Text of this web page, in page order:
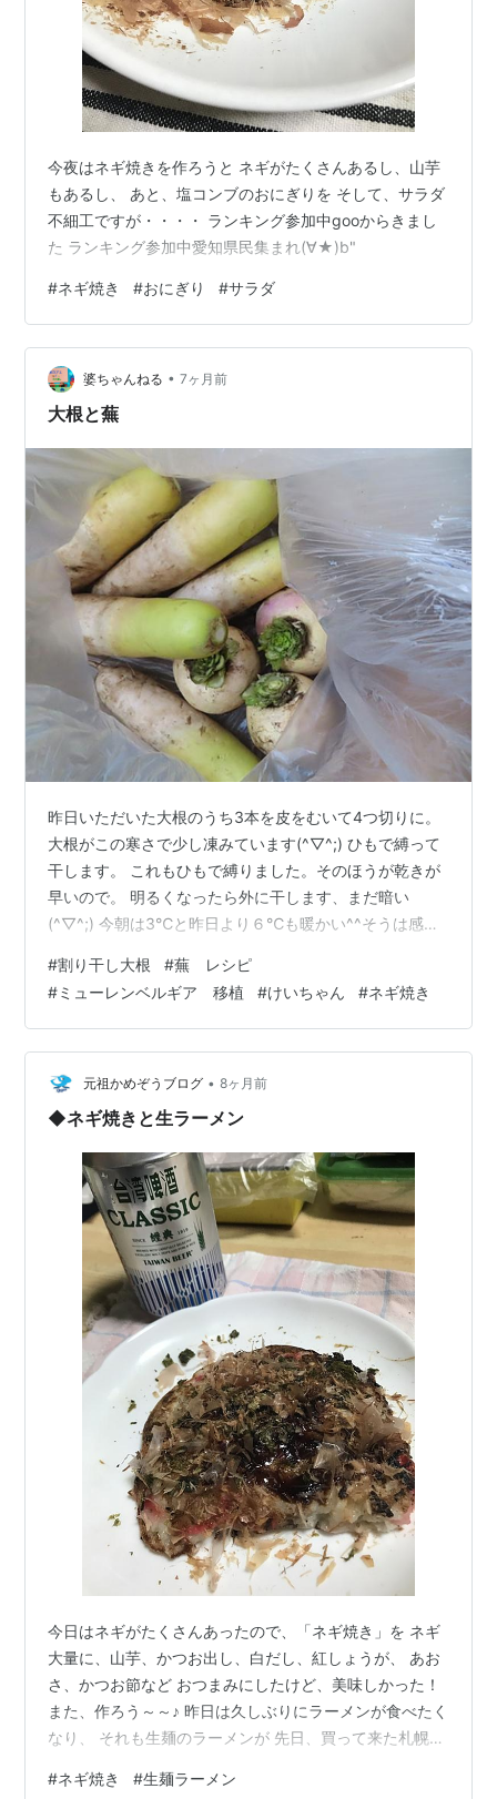
今夜はネギ焼きを作ろうと ネギがたくさんあるし、山芋
もあるし、 あと、塩コンブのおにぎりを そして、サラダ
不細工ですが・・・・ ランキング参加中gooからきまし
た ランキング参加中愛知県民集まれ(∀★)b"
#ネギ焼き #おにぎり #サラダ
婆ちゃんねる • 7ヶ月前
大根と蕪
昨日いただいた大根のうち3本を皮をむいて4つ切りに。
大根がこの寒さで少し凍みています(^▽^;) ひもで縛って
干します。 これもひもで縛りました。そのほうが乾きが
早いので。 明るくなったら外に干します、まだ暗い
(^▽^;) 今朝は3℃と昨日より６℃も暖かい^^そうは感じ
watakoさんがアップされていたので、これ作ります^^お
いしそう！ これも作ってみようかと思います。 昔放送さ
れていた「ためしてガッテン」のレシピです👍 味噌汁の
中に蕪を入れると柔らかくなり過ぎてあのくちゃっとし
た食感が苦手。 これならサクッとするみたいです^^ 白菜
もいた…
#割り干し大根 #蕪 レシピ
#ミューレンベルギア 移植 #けいちゃん #ネギ焼き
元祖かめぞうブログ • 8ヶ月前
◆ネギ焼きと生ラーメン
今日はネギがたくさんあったので、「ネギ焼き」を ネギ
大量に、山芋、かつお出し、白だし、紅しょうが、 あお
さ、かつお節など おつまみにしたけど、美味しかった！
また、作ろう～～♪ 昨日は久しぶりにラーメンが食べたく
なり、 それも生麺のラーメンが 先日、買って来た札幌ラ
さんでこれも美味しくって、大成功。。。。 なんせ、料
#ネギ焼き #生麺ラーメン